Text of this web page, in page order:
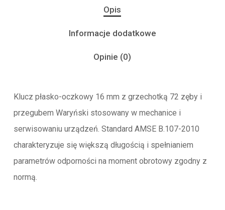
Opis
Informacje dodatkowe
Opinie (0)
Klucz płasko-oczkowy 16 mm z grzechotką 72 zęby i
przegubem Waryński stosowany w mechanice i
serwisowaniu urządzeń. Standard AMSE B.107-2010
charakteryzuje się większą długością i spełnianiem
parametrów odporności na moment obrotowy zgodny z
normą.